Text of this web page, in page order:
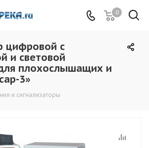
0
цифровой с
и световой
плохослышащих и
3»
и сигнализаторы